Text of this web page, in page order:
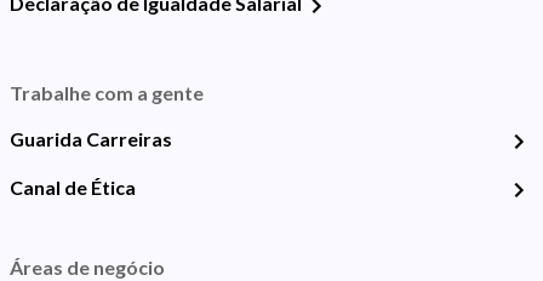
Trabalhe com a gente
Guarida Carreiras
Canal de Ética
Áreas de negócio